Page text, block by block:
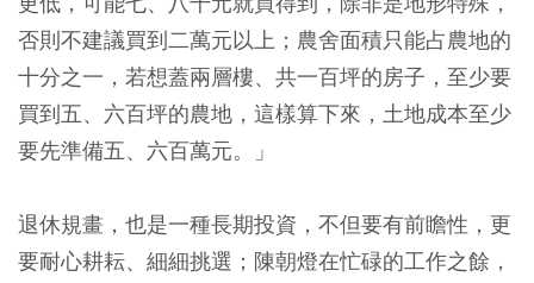
否則不建議買到二萬元以上；農舍面積只能占農地的
十分之一，若想蓋兩層樓、共一百坪的房子，至少要
買到五、六百坪的農地，這樣算下來，土地成本至少
要先準備五、六百萬元。」
退休規畫，也是一種長期投資，不但要有前瞻性，更
要耐心耕耘、細細挑選；陳朝燈在忙碌的工作之餘，